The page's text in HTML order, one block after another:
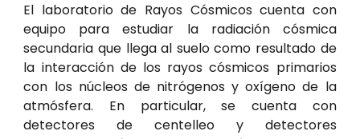
El laboratorio de Rayos Cósmicos cuenta con
equipo para estudiar la radiación cósmica
secundaria que llega al suelo como resultado de
la interacción de los rayos cósmicos primarios
con los núcleos de nitrógenos y oxígeno de la
atmósfera. En particular, se cuenta con
detectores de centelleo y detectores